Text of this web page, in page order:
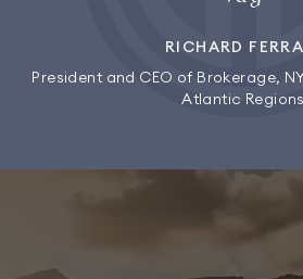
RICHARD
President and CEO of Brokerage,
Atlantic Regions